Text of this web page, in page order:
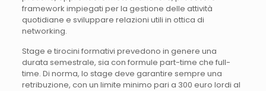
framework impiegati per la gestione delle attività
quotidiane e sviluppare relazioni utili in ottica di
networking.
Stage e tirocini formativi prevedono in genere una
durata semestrale, sia con formule part-time che full-
time. Di norma, lo stage deve garantire sempre una
retribuzione, con un limite minimo pari a 300 euro lordi al